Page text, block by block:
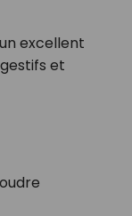
excellent
et